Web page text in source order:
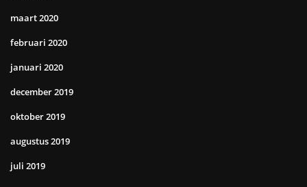
maart 2020
februari 2020
januari 2020
december 2019
oktober 2019
augustus 2019
juli 2019